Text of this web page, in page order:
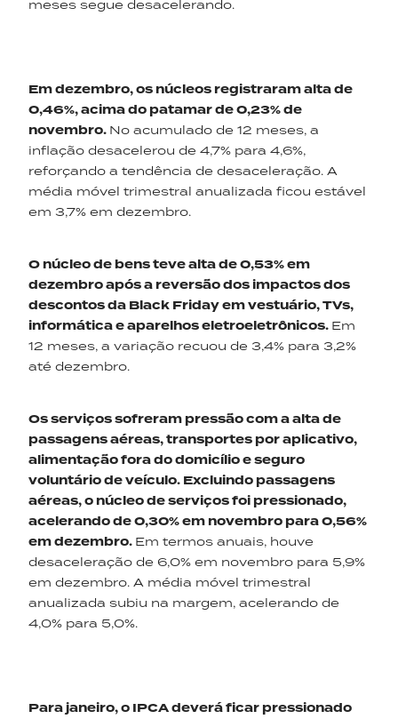
meses segue desacelerando.
Em dezembro, os núcleos registraram alta de
0,46%, acima do patamar de 0,23% de
novembro. No acumulado de 12 meses, a
inflação desacelerou de 4,7% para 4,6%,
reforçando a tendência de desaceleração. A
média móvel trimestral anualizada ficou estável
em 3,7% em dezembro.
O núcleo de bens teve alta de 0,53% em
dezembroapós a reversão dos impactos dos
descontos da Black Friday em vestuário, TVs,
informática e aparelhos eletroeletrônicos. Em
12 meses, a variação recuou de 3,4% para 3,2%
até dezembro.
Os serviços sofreram pressão com a altade
passagens aéreas,transportes por aplicativo,
alimentaçãofora do domicílio e seguro
voluntário de veículo. Excluindo passagens
aéreas, o núcleo de serviços foi pressionado,
acelerando de 0,30% em novembro para 0,56%
em dezembro. Em termos anuais, houve
desaceleração de 6,0% em novembro para 5,9%
em dezembro. A média móvel trimestral
anualizada subiu na margem, acelerando de
4,0% para 5,0%.
Para janeiro, o IPCA deverá ficar pressionado